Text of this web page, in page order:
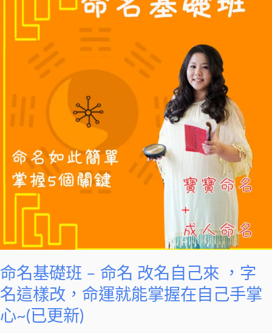
命名基礎班 – 命名 改名自己來 ，字
名這樣改，命運就能掌握在自己手掌
心~(已更新)
這
樣
改，
命
運